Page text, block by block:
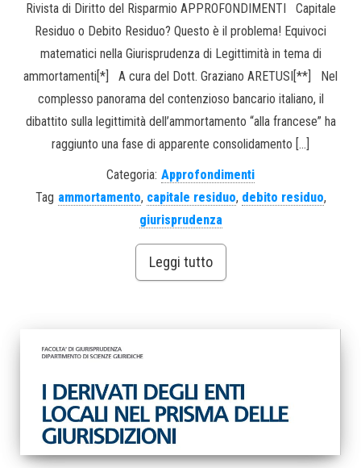
Rivista di Diritto del Risparmio APPROFONDIMENTI Capitale
Residuo o Debito Residuo? Questo è il problema! Equivoci
matematici nella Giurisprudenza di Legittimità in tema di
ammortamenti[*] A cura del Dott. Graziano ARETUSI[**] Nel
complesso panorama del contenzioso bancario italiano, il
dibattito sulla legittimità dell’ammortamento “alla francese” ha
raggiunto una fase di apparente consolidamento […]
Categoria: Approfondimenti
Tag ammortamento, capitale residuo, debito residuo,
giurisprudenza
Leggi tutto